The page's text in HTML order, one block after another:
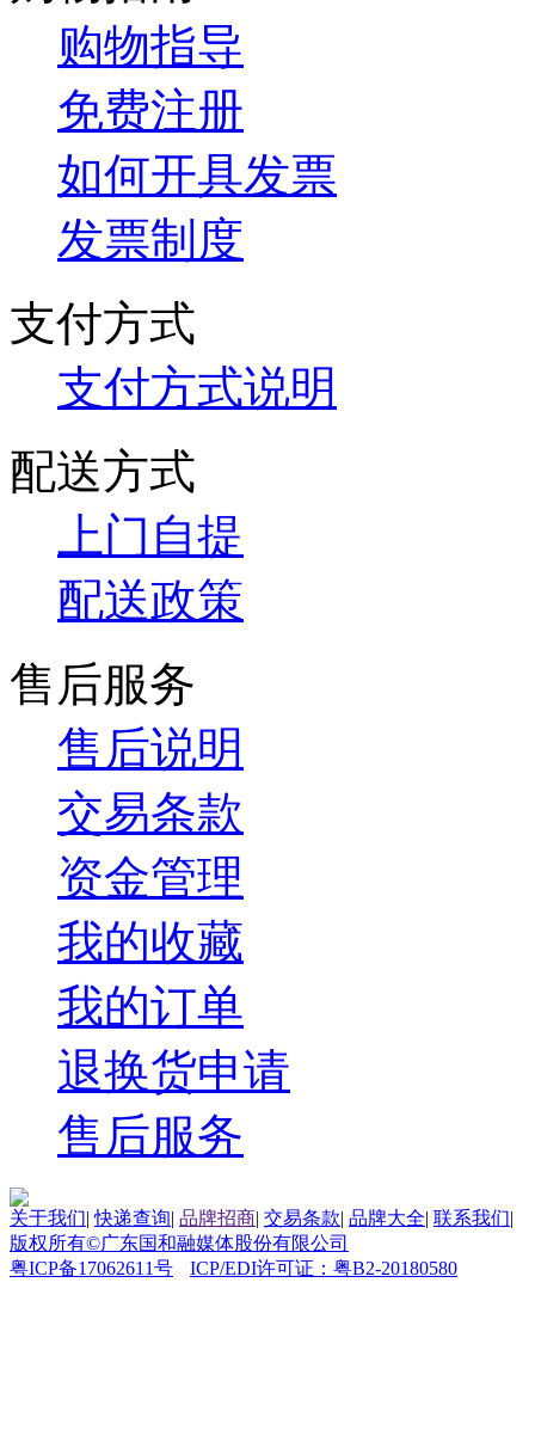
购物指导
免费注册
如何开具发票
发票制度
支付方式
支付方式说明
配送方式
上门自提
配送政策
售后服务
售后说明
交易条款
资金管理
我的收藏
我的订单
退换货申请
售后服务
关于我们|快递查询| 品牌招商| 交易条款| 品牌大全| 联系我们|
版权所有©广东国和融媒体股份有限公司
粤ICP备17062611号
ICP/EDI许可证：粤B2-20180580